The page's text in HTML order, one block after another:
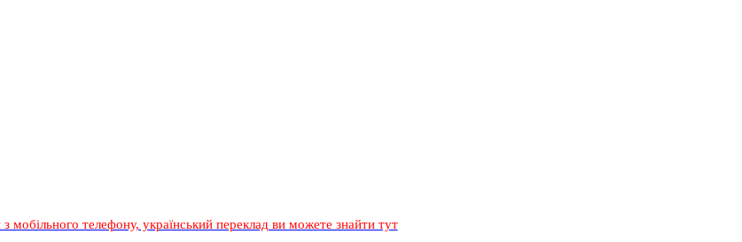
мобільного телефону, український переклад ви можете знайти тут